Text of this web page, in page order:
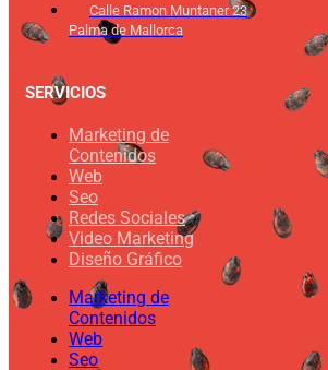
Calle Ramon Muntaner 23
Palma de Mallorca
SERVICIOS
Marketing de
Contenidos
Web
Seo
Redes Sociales
Video Marketing
Diseño Gráfico
Marketing de
Contenidos
Web
Seo